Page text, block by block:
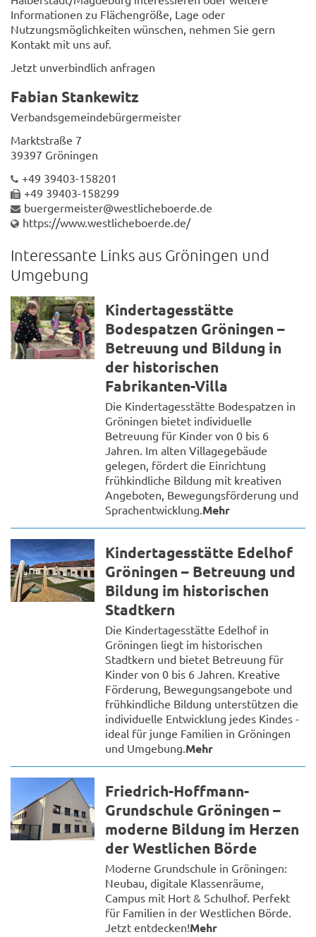
Informationen zu Flächengröße, Lage oder
Nutzungsmöglichkeiten wünschen, nehmen Sie gern
Kontakt mit uns auf.
Jetzt unverbindlich anfragen
Fabian Stankewitz
Verbandsgemeindebürgermeister
Marktstraße 7
39397 Gröningen
+49 39403-158201
+49 39403-158299
buergermeister@westlicheboerde.de
https://www.westlicheboerde.de/
Interessante Links aus Gröningen und
Umgebung
Kindertagesstätte
Bodespatzen Gröningen –
Betreuung und Bildung in
der historischen
Fabrikanten-Villa
Die Kindertagesstätte Bodespatzen in
Gröningen bietet individuelle
Betreuung für Kinder von 0 bis 6
Jahren. Im alten Villagegebäude
gelegen, fördert die Einrichtung
frühkindliche Bildung mit kreativen
Angeboten, Bewegungsförderung und
Sprachentwicklung. Mehr
Kindertagesstätte Edelhof
Gröningen – Betreuung und
Bildung im historischen
Stadtkern
Die Kindertagesstätte Edelhof in
Gröningen liegt im historischen
Stadtkern und bietet Betreuung für
Kinder von 0 bis 6 Jahren. Kreative
Förderung, Bewegungsangebote und
frühkindliche Bildung unterstützen die
individuelle Entwicklung jedes Kindes -
ideal für junge Familien in Gröningen
und Umgebung. Mehr
Friedrich-Hoffmann-
Grundschule Gröningen –
moderne Bildung im Herzen
der Westlichen Börde
Moderne Grundschule in Gröningen:
Neubau, digitale Klassenräume,
Campus mit Hort & Schulhof. Perfekt
für Familien in der Westlichen Börde.
Jetzt entdecken!Mehr